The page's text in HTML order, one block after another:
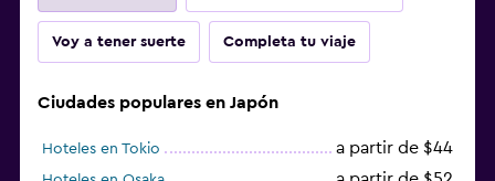
Voy a tener suerte Completa tu viaje
Ciudades populares en Japón
Hoteles en Tokio a partir de $44